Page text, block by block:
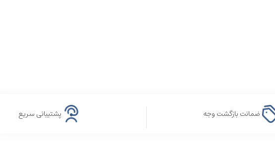
ضمانت بازگشت وجه پشتیبانی سریع